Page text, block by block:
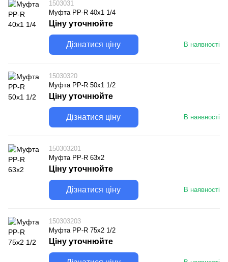
1503031
Муфта PP-R 40x1 1/4
В наявності
Ціну уточнюйте
Дізнатися ціну
15030320
Муфта PP-R 50x1 1/2
В наявності
Ціну уточнюйте
Дізнатися ціну
150303201
Муфта PP-R 63x2
В наявності
Ціну уточнюйте
Дізнатися ціну
150303203
Муфта PP-R 75x2 1/2
Ціну уточнюйте